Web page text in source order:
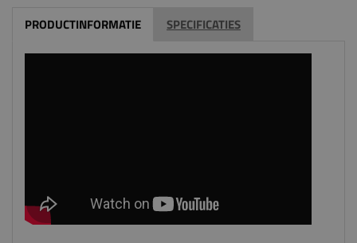
PRODUCTINFORMATIE SPECIFICATIES